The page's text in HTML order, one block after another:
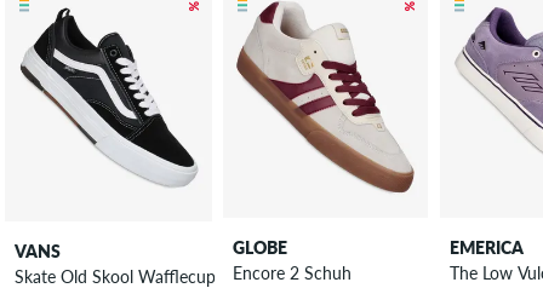
VANS
Skate Old Skool Wafflecup Schuh
GLOBE
Encore 2 Schuh
EMERICA
The Low